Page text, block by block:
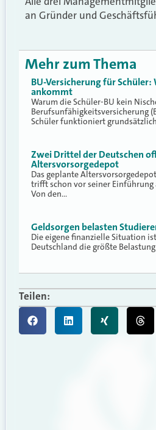
an Gründer und
Mehr zum Thema
BU-Versicherung für
ankommt
Warum die Schüler-BU kein
Berufsunfähigkeitsversicherung
Schüler funktioniert
Zwei Drittel der Deutschen
Altersvorsorgedepot
Das geplante
trifft schon vor seiner Einführung
Von den…
Geldsorgen belasten
Die eigene finanzielle Situation
Deutschland die größte
Teilen: